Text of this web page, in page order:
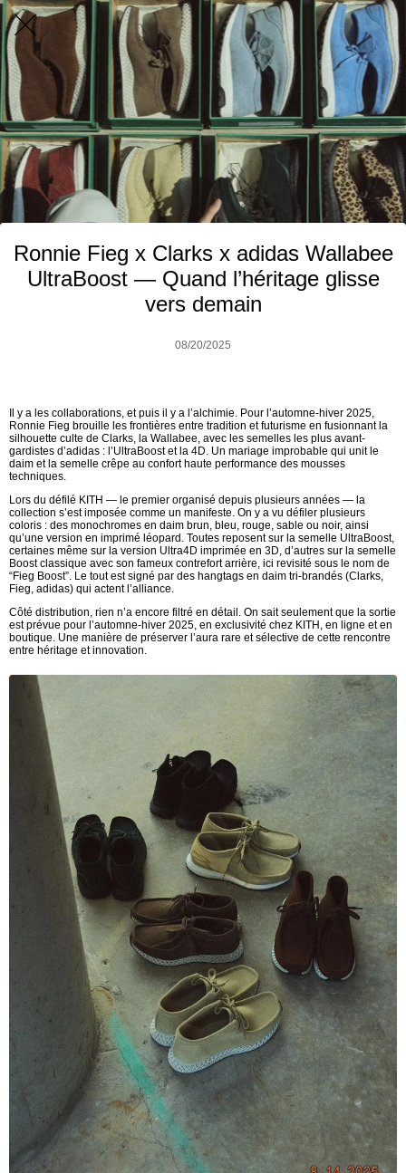
Ronnie Fieg x Clarks x adidas Wallabee
UltraBoost — Quand l’héritage glisse
vers demain
08/20/2025
Il y a les collaborations, et puis il y a l’alchimie. Pour l’automne-hiver 2025,
Ronnie Fieg brouille les frontières entre tradition et futurisme en fusionnant la
silhouette culte de Clarks, la Wallabee, avec les semelles les plus avant-
gardistes d’adidas : l’UltraBoost et la 4D. Un mariage improbable qui unit le
daim et la semelle crêpe au confort haute performance des mousses
techniques.
Lors du défilé KITH — le premier organisé depuis plusieurs années — la
collection s’est imposée comme un manifeste. On y a vu défiler plusieurs
coloris : des monochromes en daim brun, bleu, rouge, sable ou noir, ainsi
qu’une version en imprimé léopard. Toutes reposent sur la semelle UltraBoost,
certaines même sur la version Ultra4D imprimée en 3D, d’autres sur la semelle
Boost classique avec son fameux contrefort arrière, ici revisité sous le nom de
“Fieg Boost”. Le tout est signé par des hangtags en daim tri-brandés (Clarks,
Fieg, adidas) qui actent l’alliance.
Côté distribution, rien n’a encore filtré en détail. On sait seulement que la sortie
est prévue pour l’automne-hiver 2025, en exclusivité chez KITH, en ligne et en
boutique. Une manière de préserver l’aura rare et sélective de cette rencontre
entre héritage et innovation.